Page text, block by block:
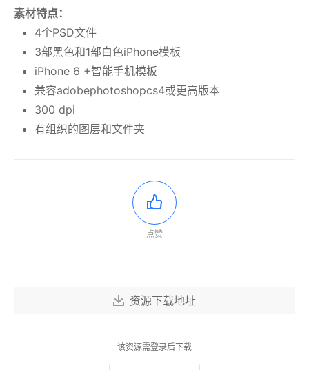
素材特点：
4个PSD文件
3部黑色和1部白色iPhone模板
iPhone 6 +智能手机模板
兼容adobephotoshopcs4或更高版本
300 dpi
有组织的图层和文件夹
点赞
资源下载地址
该资源需登录后下载